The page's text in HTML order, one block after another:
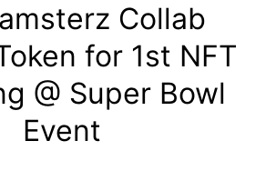
Collab
for 1st NFT
@ Super Bowl
Event